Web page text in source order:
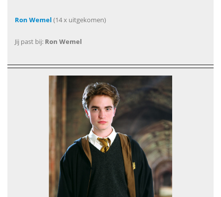
Ron Wemel (14 x uitgekomen)
Jij past bij: Ron Wemel